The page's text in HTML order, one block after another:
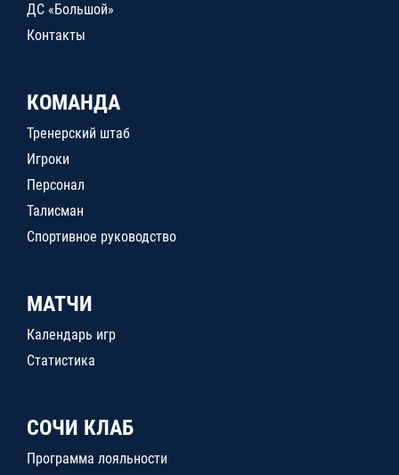
ДС «Большой»
Контакты
КОМАНДА
Тренерский штаб
Игроки
Персонал
Талисман
Спортивное руководство
МАТЧИ
Календарь игр
Статистика
СОЧИ КЛАБ
Программа лояльности